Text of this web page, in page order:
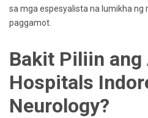
sa mga espesyalista na lumikha ng
paggamot.
Bakit Piliin ang
Hospitals
Neurology?